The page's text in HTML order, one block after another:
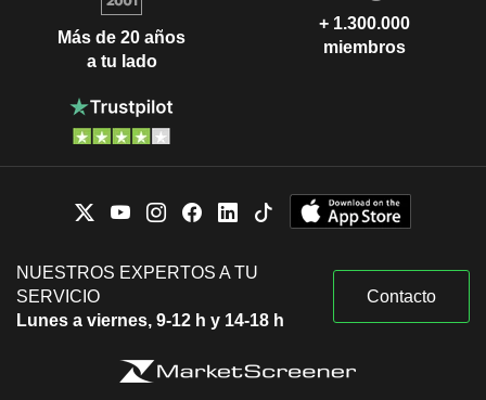
Más de 20 años
a tu lado
+ 1.300.000
miembros
NUESTROS EXPERTOS A TU
SERVICIO
Lunes a viernes, 9-12 h y 14-18 h
Contacto